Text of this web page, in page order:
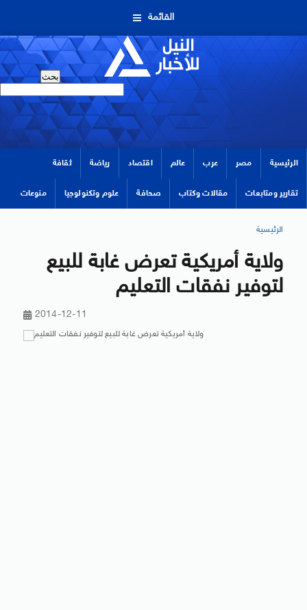
القائمة
الرئيسية مصر عرب عالم اقتصاد رياضة ثقافة
تقارير ومتابعات مقالات وكتاب صحافة علوم وتكنولوجيا منوعات
الرئيسية
ولاية أمريكية تعرض غابة للبيع
لتوفير نفقات التعليم
2014-12-11